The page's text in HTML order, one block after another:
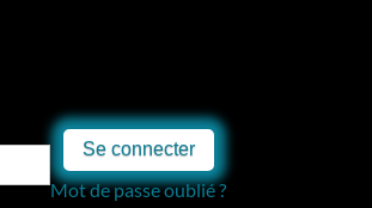
Se connecter
Mot de passe oublié ?